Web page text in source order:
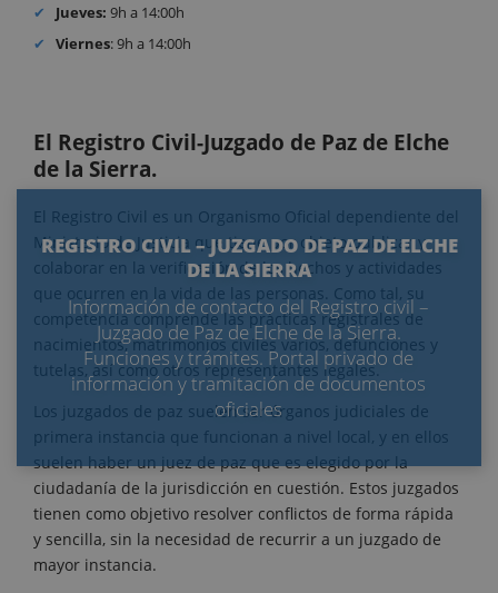
REGISTRO CIVIL – JUZGADO DE PAZ DE ELCHE
DE LA SIERRA
Información de contacto del Registro civil –
Juzgado de Paz de Elche de la Sierra.
Funciones y trámites. Portal privado de
información y tramitación de documentos
oficiales
Jueves: 9h a 14:00h
Viernes: 9h a 14:00h
El Registro Civil-Juzgado de Paz de Elche
de la Sierra.
El Registro Civil es un Organismo Oficial dependiente del
Ministerio de Justicia que tiene por objeto publicar y
colaborar en la verificación de los hechos y actividades
que ocurren en la vida de las personas. Como tal, su
competencia comprende las prácticas registrales de
nacimientos, matrimonios civiles varios, defunciones y
tutelas, así como otros representantes legales.
Los juzgados de paz suelen ser órganos judiciales de
primera instancia que funcionan a nivel local, y en ellos
suelen haber un juez de paz que es elegido por la
ciudadanía de la jurisdicción en cuestión. Estos juzgados
tienen como objetivo resolver conflictos de forma rápida
y sencilla, sin la necesidad de recurrir a un juzgado de
mayor instancia.